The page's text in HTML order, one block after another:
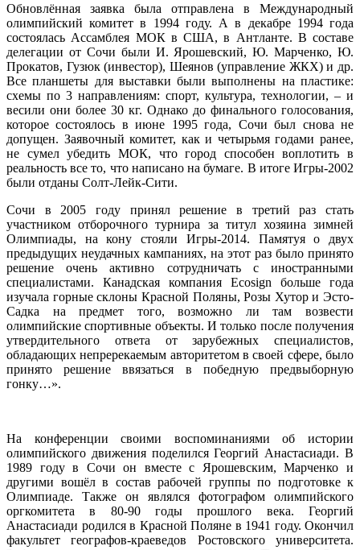
Обновлённая заявка была отправлена в Международный
олимпийский комитет в 1994 году. А в декабре 1994 года
состоялась Ассамблея МОК в США, в Антланте. В составе
делегации от Сочи были И. Ярошевский, Ю. Марченко, Ю.
Прокатов, Гузюк (инвестор), Шеянов (управление ЖКХ) и др.
Все планшеты для выставки были выполнены на пластике:
схемы по 3 направлениям: спорт, культура, технологии, – и
весили они более 30 кг. Однако до финального голосования,
которое состоялось в июне 1995 года, Сочи был снова не
допущен. Заявочный комитет, как и четырьмя годами ранее,
не сумел убедить МОК, что город способен воплотить в
реальность все то, что написано на бумаге. В итоге Игры-2002
были отданы Солт-Лейк-Сити.
Сочи в 2005 году принял решение в третий раз стать
участником отборочного турнира за титул хозяина зимней
Олимпиады, на кону стояли Игры-2014. Памятуя о двух
предыдущих неудачных кампаниях, на этот раз было принято
решение очень активно сотрудничать с иностранными
специалистами. Канадская компания Ecosign больше года
изучала горные склоны Красной Поляны, Розы Хутор и Эсто-
Садка на предмет того, возможно ли там возвести
олимпийские спортивные объекты. И только после получения
утвердительного ответа от зарубежных специалистов,
обладающих непререкаемым авторитетом в своей сфере, было
принято решение ввязаться в победную предвыборную
гонку…».
На конференции своими воспоминаниями об истории
олимпийского движения поделился Георгий Анастасиади. В
1989 году в Сочи он вместе с Ярошевским, Марченко и
другими вошёл в состав рабочей группы по подготовке к
Олимпиаде. Также он являлся фотографом олимпийского
оргкомитета в 80-90 годы прошлого века. Георгий
Анастасиади родился в Красной Поляне в 1941 году. Окончил
факультет географов-краеведов Ростовского университета.